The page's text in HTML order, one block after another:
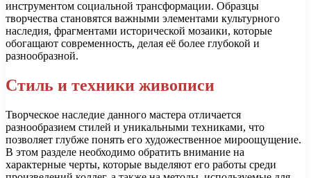
инструментом социальной трансформации. Образцы
творчества становятся важными элементами культурного
наследия, фрагментами исторической мозаики, которые
обогащают современность, делая её более глубокой и
разнообразной.
Стиль и техники живописи
Творческое наследие данного мастера отличается
разнообразием стилей и уникальными техниками, что
позволяет глубже понять его художественное мироощущение.
В этом разделе необходимо обратить внимание на
характерные черты, которые выделяют его работы среди